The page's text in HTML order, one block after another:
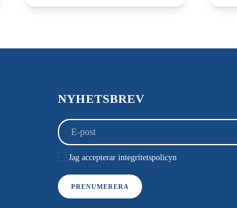
NYHETSBREV
Jag accepterar integritetspolicyn
PRENUMERERA